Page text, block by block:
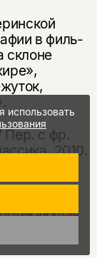
в филь­
склоне
Пер. с фр.
2010.
М.: